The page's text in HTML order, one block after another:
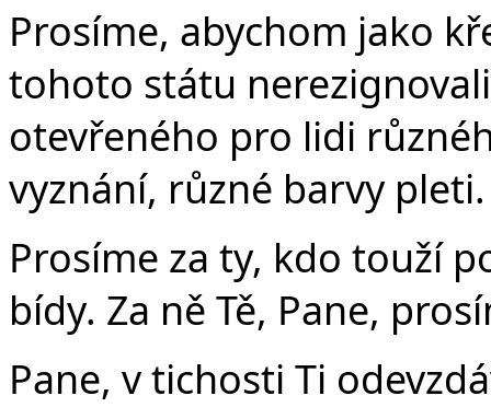
Prosíme, abychom jako
tohoto státu
otevřeného pro lidi
vyznání, různé barvy
Prosíme za ty, kdo touží
bídy. Za ně Tě, Pane,
Pane, v tichosti Ti